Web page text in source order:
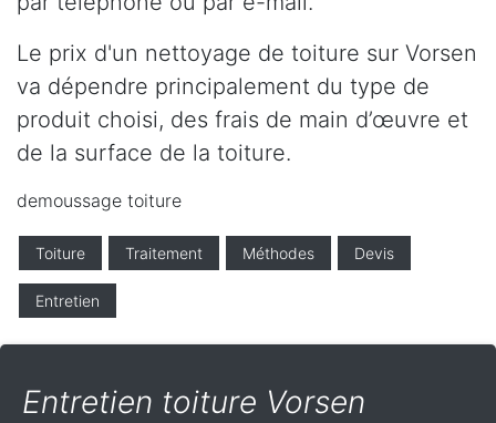
Le prix d'un nettoyage de toiture sur Vorsen
va dépendre principalement du type de
produit choisi, des frais de main d’œuvre et
de la surface de la toiture.
demoussage toiture
Toiture Traitement Méthodes Devis
Entretien
Entretien toiture Vorsen